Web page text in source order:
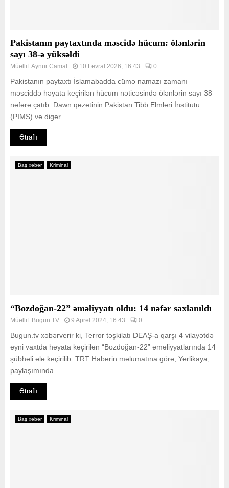
Pakistanın paytaxtında məscidə hücum: ölənlərin
sayı 38-ə yüksəldi
Müəllif:Aynur Camal 10 Fevral 2026, 16:43 0
Pakistanın paytaxtı İslamabadda cümə namazı zamanı
məsciddə həyata keçirilən hücum nəticəsində ölənlərin sayı 38
nəfərə çatıb. Dawn qəzetinin Pakistan Tibb Elmləri İnstitutu
(PIMS) və digər...
Ətraflı
Baş xəbər Kriminal
“Bozdoğan-22” əməliyyatı oldu: 14 nəfər saxlanıldı
Müəllif: Bugün TV 9 Aprel 2024, 16:43 0
Bugun.tv xəbərverir ki, Terror təşkilatı DEAŞ-a qarşı 4 vilayətdə
eyni vaxtda həyata keçirilən “Bozdoğan-22” əməliyyatlarında 14
şübhəli ələ keçirilib. TRT Haberin məlumatına görə, Yerlikaya,
paylaşımında...
Ətraflı
Baş xəbər Kriminal